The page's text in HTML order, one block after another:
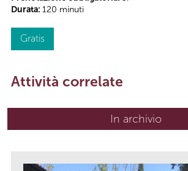
Durata: 120 minuti
Gratis
Attività correlate
In archivio